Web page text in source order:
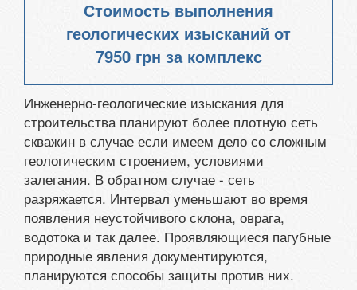
Стоимость выполнения
геологических изысканий от
7950 грн за комплекс
Инженерно-геологические изыскания для
строительства планируют более плотную сеть
скважин в случае если имеем дело со сложным
геологическим строением, условиями
залегания. В обратном случае - сеть
разряжается. Интервал уменьшают во время
появления неустойчивого склона, оврага,
водотока и так далее. Проявляющиеся пагубные
природные явления документируются,
планируются способы защиты против них.